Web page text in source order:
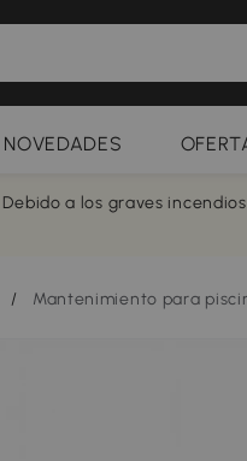
NOVEDADES
Debido a los graves
/ Mantenimiento para